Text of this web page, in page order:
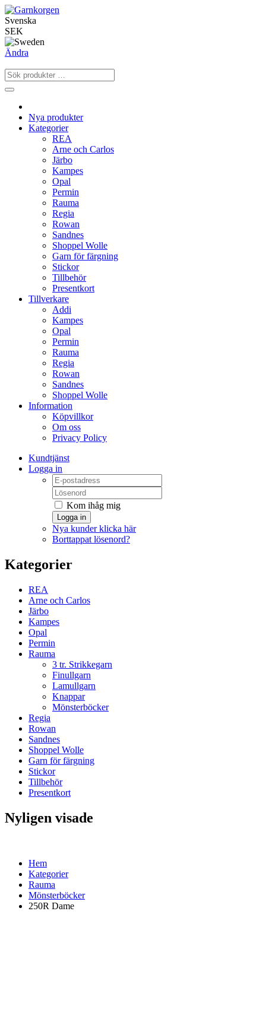
Svenska
SEK
Ändra
Nya produkter
Kategorier
REA
Arne och Carlos
Järbo
Kampes
Opal
Permin
Rauma
Regia
Rowan
Sandnes
Shoppel Wolle
Garn för färgning
Stickor
Tillbehör
Presentkort
Tillverkare
Addi
Kampes
Opal
Permin
Rauma
Regia
Rowan
Sandnes
Shoppel Wolle
Information
Köpvillkor
Om oss
Privacy Policy
Kundtjänst
Logga in
Kom ihåg mig
Logga in
Nya kunder klicka här
Borttappat lösenord?
Kategorier
REA
Arne och Carlos
Järbo
Kampes
Opal
Permin
Rauma
3 tr. Strikkegarn
Finullgarn
Lamullgarn
Knappar
Mönsterböcker
Regia
Rowan
Sandnes
Shoppel Wolle
Garn för färgning
Stickor
Tillbehör
Presentkort
Nyligen visade
Hem
Kategorier
Rauma
Mönsterböcker
250R Dame